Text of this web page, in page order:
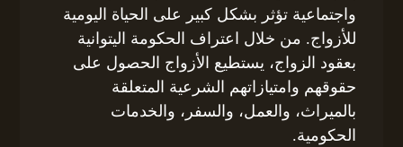
واجتماعية تؤثر بشكل كبير على الحياة اليومية
للأزواج. من خلال اعتراف الحكومة اليتوانية
بعقود الزواج، يستطيع الأزواج الحصول على
حقوقهم وامتيازاتهم الشرعية المتعلقة
بالميراث، والعمل، والسفر، والخدمات
الحكومية.